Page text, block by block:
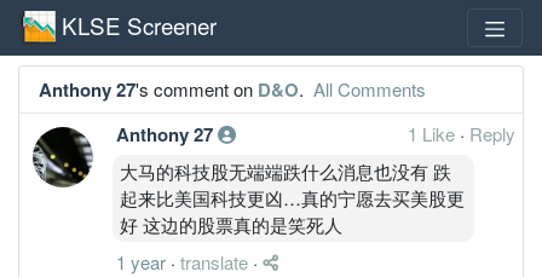
KLSE Screener
Anthony 27's comment on D&O. All Comments
Anthony 27 1 Like · Reply
大马的科技股无端端跌什么消息也没有 跌
起来比美国科技更凶…真的宁愿去买美股更
好 这边的股票真的是笑死人
1 year · translate ·